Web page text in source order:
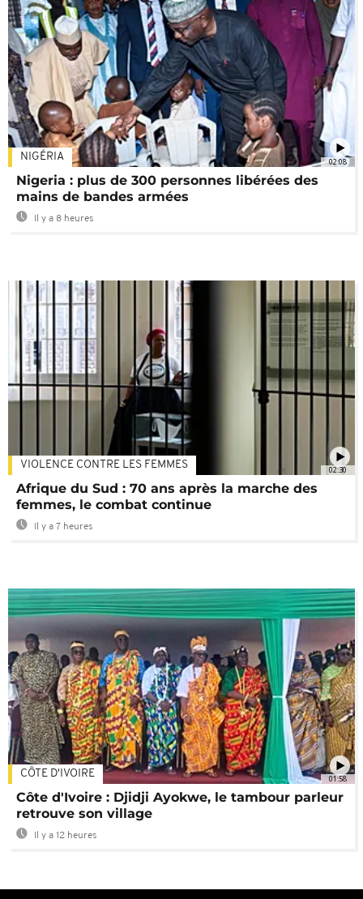
02:08
NIGÉRIA
Nigeria : plus de 300 personnes libérées des
mains de bandes armées
Il y a 8 heures
02:30
VIOLENCE CONTRE LES FEMMES
Afrique du Sud : 70 ans après la marche des
femmes, le combat continue
Il y a 7 heures
01:58
CÔTE D'IVOIRE
Côte d'Ivoire : Djidji Ayokwe, le tambour parleur
retrouve son village
Il y a 12 heures